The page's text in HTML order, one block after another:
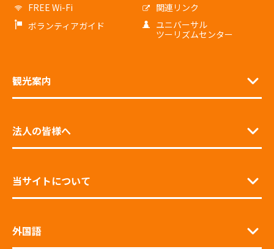
FREE Wi-Fi
関連リンク
ボランティアガイド
ユニバーサル
ツーリズムセンター
観光案内
法人の皆様へ
当サイトについて
外国語